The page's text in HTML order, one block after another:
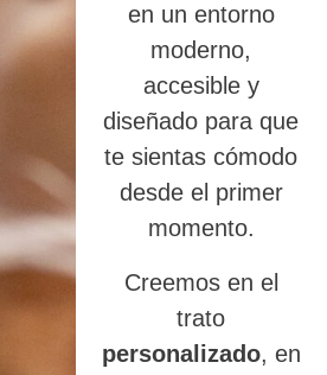
en un entorno
moderno,
accesible y
diseñado para que
te sientas cómodo
desde el primer
momento.
Creemos en el
trato
personalizado, en